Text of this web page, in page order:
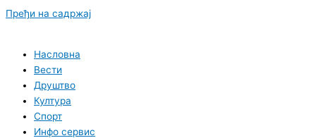
Пређи на садржај
Насловна
Вести
Друштво
Култура
Спорт
Инфо сервис